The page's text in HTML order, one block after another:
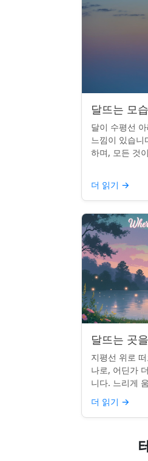
달뜨는 모
달이 수평선
느낌이 있습니
하며, 모든 것
더 읽기 →
달뜨는 곳
지평선 위로
나로, 어딘가
니다. 느리게
입니다. 하지
않을 수 있습니...
더 읽기 →